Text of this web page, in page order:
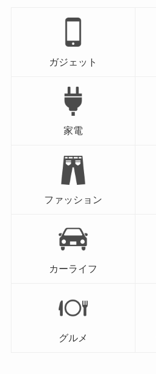
ガジェット
家電
ファッション
カーライフ
グルメ